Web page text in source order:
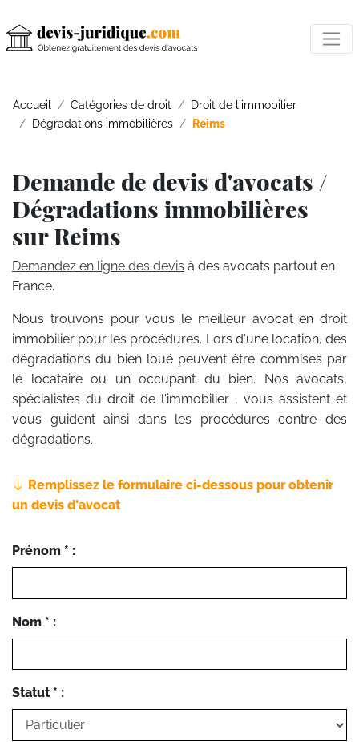
Accueil Catégories de droit
Droit de l'immobilier
Dégradations immobilières
Reims
Demande de devis d'avocats /
Dégradations immobilières
sur Reims
Demandez en ligne des devis à des avocats partout en
France.
Nous trouvons pour vous le meilleur avocat en droit
immobilier pour les procédures. Lors d'une location, des
dégradations du bien loué peuvent être commises par
le locataire ou un occupant du bien. Nos avocats,
spécialistes du droit de l'immobilier , vous assistent et
vous guident ainsi dans les procédures contre des
dégradations.
Remplissez le formulaire ci-dessous pour obtenir
un devis d'avocat
Prénom * :
Nom * :
Statut * :